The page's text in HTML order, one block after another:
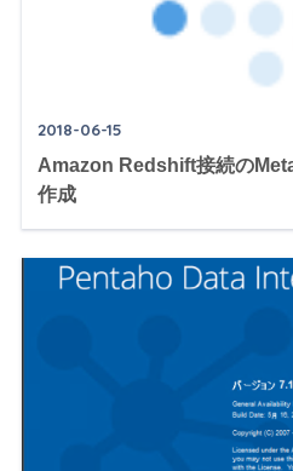
2018-06-15
Amazon Redshift接続の
作成